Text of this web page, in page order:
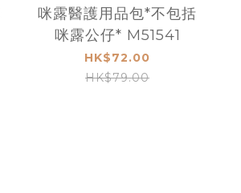
咪露醫護用品包*不包括
咪露公仔* M51541
HK$72.00
HK$79.00